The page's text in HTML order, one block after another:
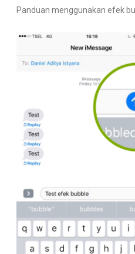
Panduan menggunakan efek